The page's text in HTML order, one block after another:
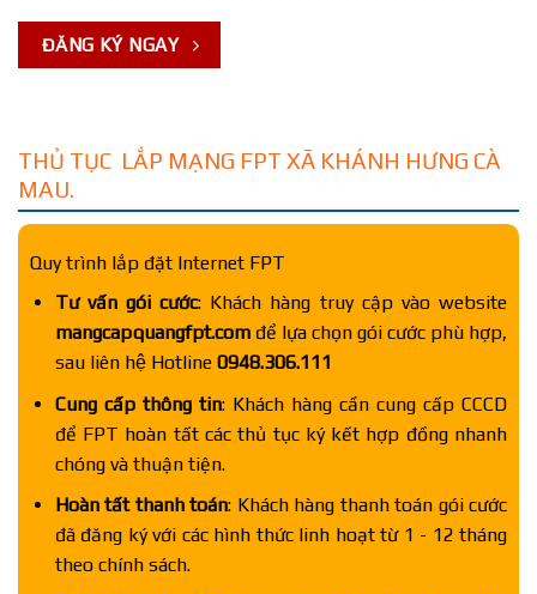
ĐĂNG KÝ NGAY
THỦ TỤC LẮP MẠNG FPT XÃ KHÁNH HƯNG CÀ
MAU.
Quy trình lắp đặt Internet FPT
Tư vấn gói cước: Khách hàng truy cập vào website
mangcapquangfpt.comđể lựa chọn gói cước phù hợp,
sau liên hệ Hotline 0948.306.111
Cung cấp thông tin: Khách hàng cần cung cấp CCCD
để FPT hoàn tất các thủ tục ký kết hợp đồng nhanh
chóng và thuận tiện.
Hoàn tất thanh toán: Khách hàng thanh toán gói cước
đã đăng ký với các hình thức linh hoạt từ 1 - 12 tháng
theo chính sách.